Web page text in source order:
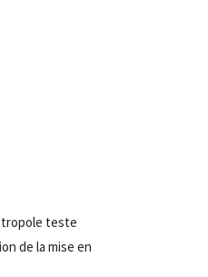
teste
de la mise en